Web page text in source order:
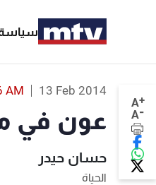
A+
A-
13 Feb 2014
AM
عون في
حسان حيدر
الحياة